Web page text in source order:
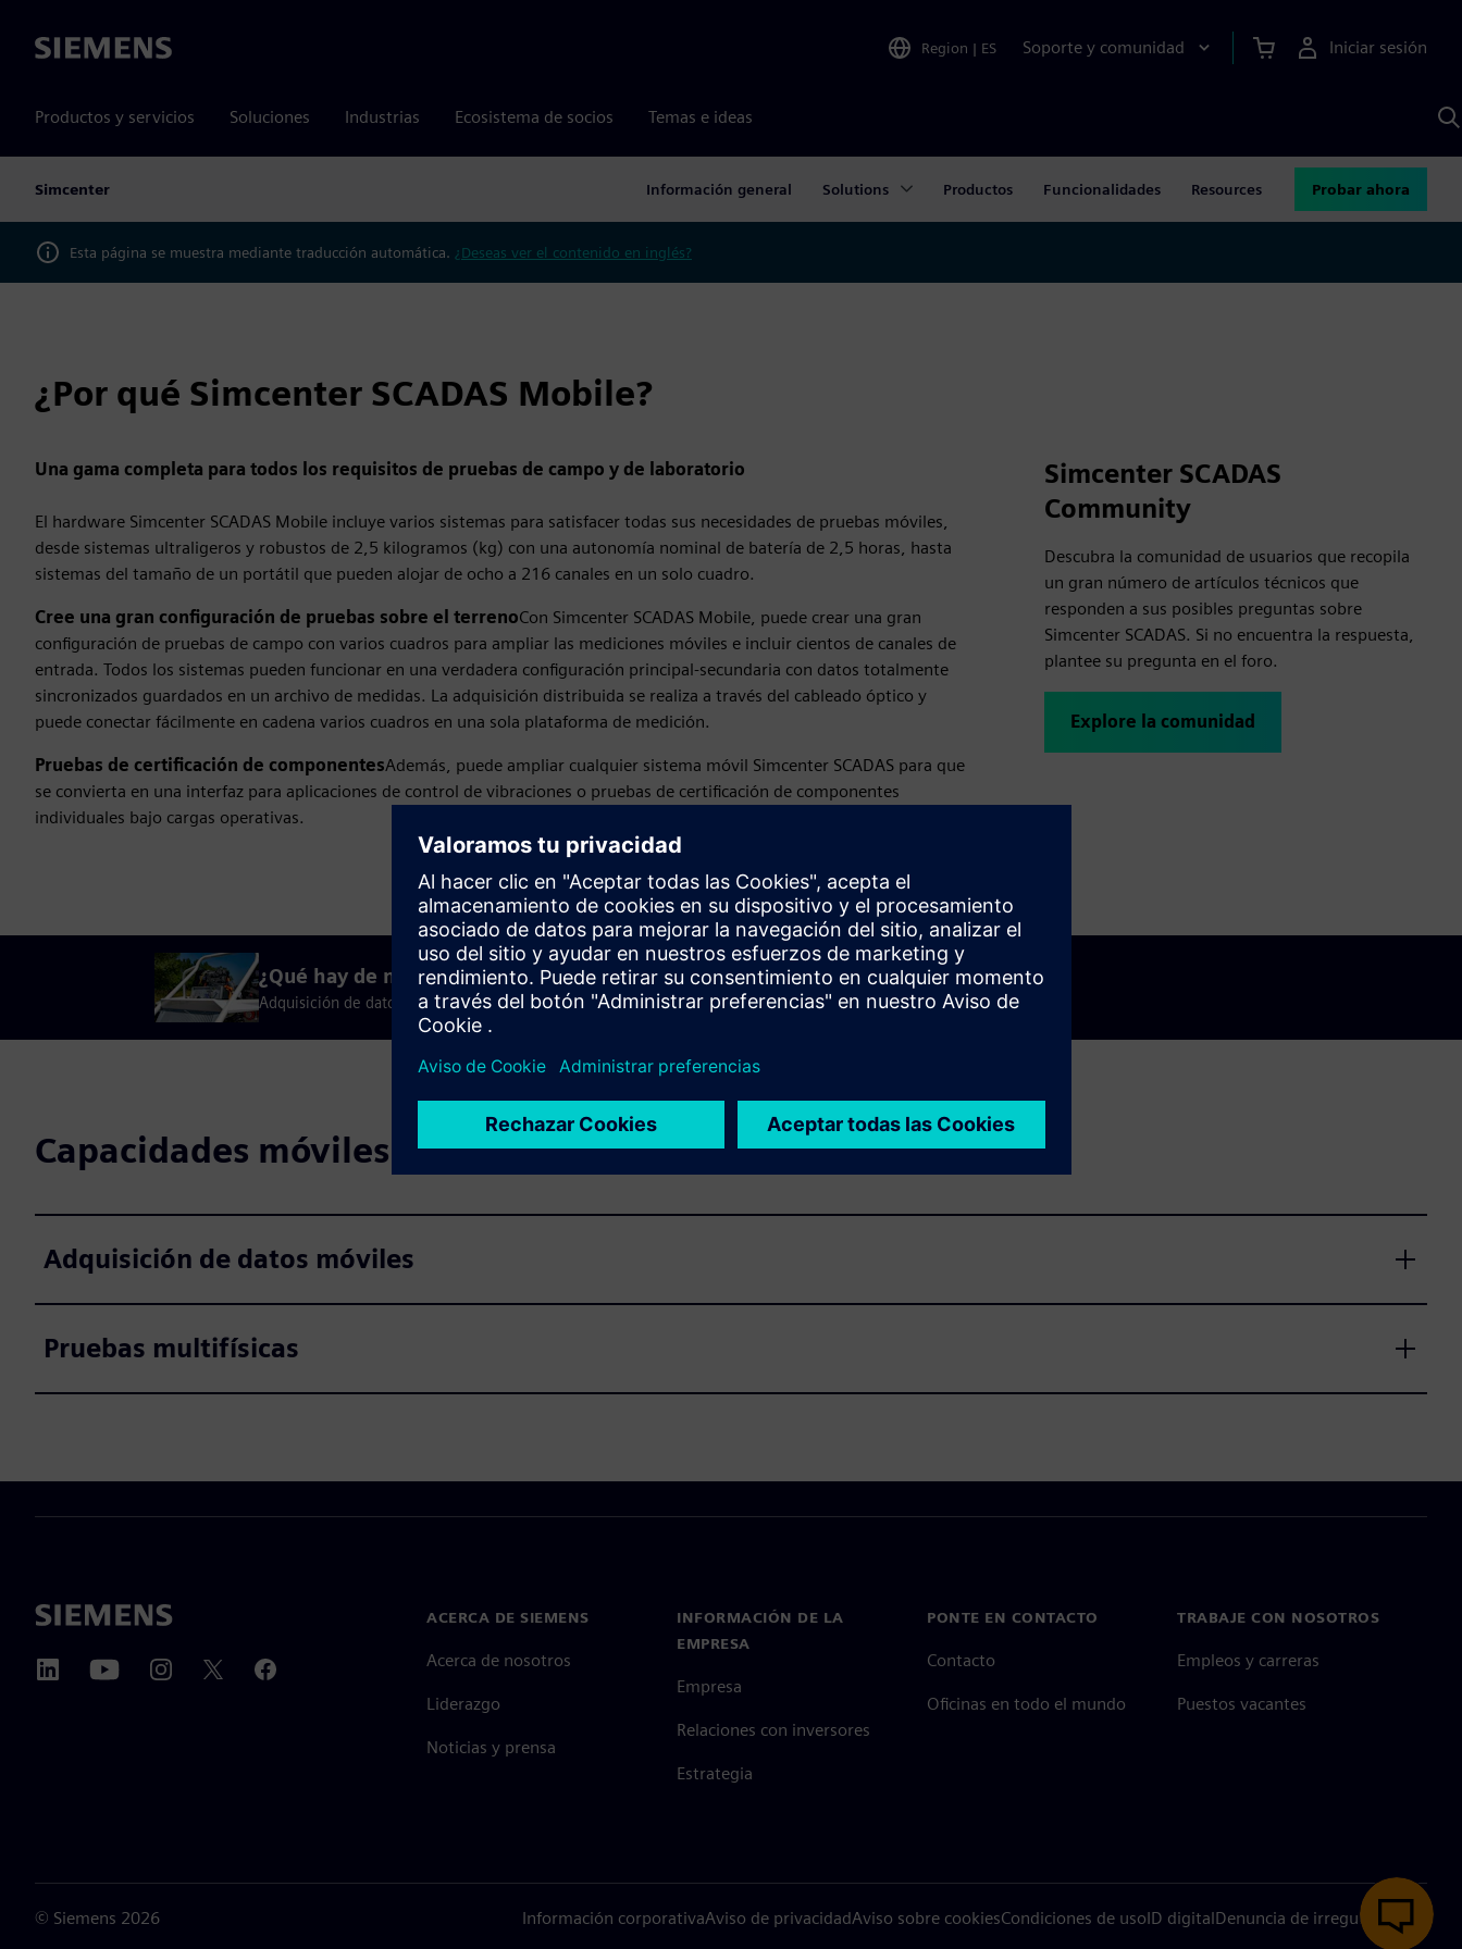
Siemens Region | ES Soporte y comunidad Iniciar sesión
Productos y servicios Soluciones Industrias Ecosistema de socios Temas e ideas
Simcenter Información general Solutions Productos Funcionalidades Resources Probar ahora
Esta página se muestra mediante traducción automática. ¿Deseas ver el contenido en inglés?
¿Por qué Simcenter SCADAS Mobile?
Una gama completa para todos los requisitos de pruebas de campo y de laboratorio
El hardware Simcenter SCADAS Mobile incluye varios sistemas para satisfacer todas sus necesidades de pruebas móviles,
desde sistemas ultraligeros y robustos de 2,5 kilogramos (kg) con una autonomía nominal de batería de 2,5 horas, hasta
sistemas del tamaño de un portátil que pueden alojar de ocho a 216 canales en un solo cuadro.
Cree una gran configuración de pruebas sobre el terrenoCon Simcenter SCADAS Mobile, puede crear una gran
configuración de pruebas de campo con varios cuadros para ampliar las mediciones móviles e incluir cientos de canales de
entrada. Todos los sistemas pueden funcionar en una verdadera configuración principal-secundaria con datos totalmente
sincronizados guardados en un archivo de medidas. La adquisición distribuida se realiza a través del cableado óptico y
puede conectar fácilmente en cadena varios cuadros en una sola plataforma de medición.
Pruebas de certificación de componentesAdemás, puede ampliar cualquier sistema móvil Simcenter SCADAS para que
se convierta en una interfaz para aplicaciones de control de vibraciones o pruebas de certificación de componentes
individuales bajo cargas operativas.
Simcenter SCADAS
Community
Descubra la comunidad de usuarios que recopila
un gran número de artículos técnicos que
responden a sus posibles preguntas sobre
Simcenter SCADAS. Si no encuentra la respuesta,
plantee su pregunta en el foro.
Explore la comunidad
¿Qué hay de nuevo en Simcenter SCADAS 2506?
Adquisición de datos eficiente, versátil y abierta
Capacidades móviles de Simcenter SCADAS
Adquisición de datos móviles
Pruebas multifísicas
ACERCA DE SIEMENS
Acerca de nosotros
Liderazgo
Noticias y prensa
INFORMACIÓN DE LA
EMPRESA
Empresa
Relaciones con inversores
Estrategia
PONTE EN CONTACTO
Contacto
Oficinas en todo el mundo
TRABAJE CON NOSOTROS
Empleos y carreras
Puestos vacantes
© Siemens 2026 Información corporativaAviso de privacidadAviso sobre cookiesCondiciones de usoID digitalDenuncia de irregularidades